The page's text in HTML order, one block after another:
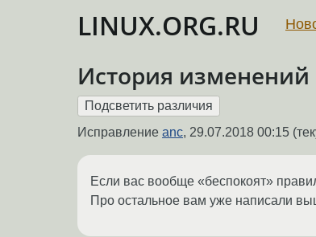
LINUX.ORG.RU
История изменений
Исправление anc, 29.07.2018 00:15
Если вас вообще «беспокоят»
Про остальное вам уже написали